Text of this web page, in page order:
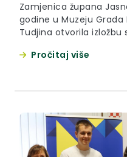
Zamjenica župana
godine u Muzeju
Tudjina otvorila izložbu
manifestacije Branje
Pročitaj više